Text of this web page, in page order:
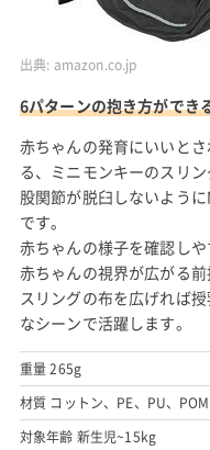
出典: amazon.co.jp
6パターンの抱き方ができ
赤ちゃんの発育にいいと
る、ミニモンキーのスリン
股関節が脱臼しないよう
です。
赤ちゃんの様子を確認し
赤ちゃんの視界が広がる
スリングの布を広げれば
なシーンで活躍します。
重量 265g
材質 コットン、PE、PU、POM
対象年齢 新生児~15kg